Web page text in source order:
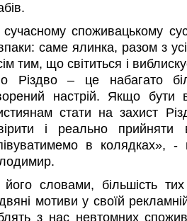
споживацькому
саме ялинка, разом з
тим, що світиться і
Різдво – це набагато
настрій. Якщо бути
стати на захист
і реально
в колядках»,
словами, більшість
мотиви у своїй
з нас невтомних